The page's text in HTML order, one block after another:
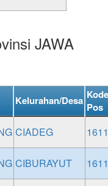
JAWA
Kelurahan/Desa Kode
Pos
CIADEG
CIBURAYUT